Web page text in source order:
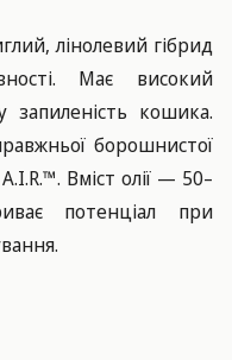
лінолевий гібрид
Має високий
запиленість кошика.
борошнистої
Вміст олії — 50–
потенціал при